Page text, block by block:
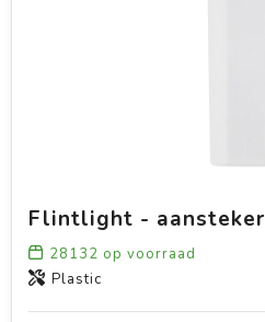
Flintlight - aansteker
28132 op voorraad
Plastic